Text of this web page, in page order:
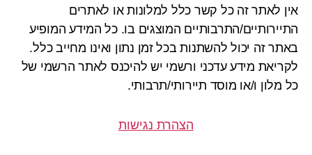
אין לאתר זה כל קשר כלל למלונות או לאתרים
התיירותיים/התרבותיים המוצגים בו. כל המידע המופיע
באתר זה יכול להשתנות בכל זמן נתון ואינו מחייב כלל.
לקריאת מידע עדכני ורשמי יש להיכנס לאתר הרשמי של
כל מלון ו/או מוסד תיירותי/תרבותי.
הצהרת נגישות